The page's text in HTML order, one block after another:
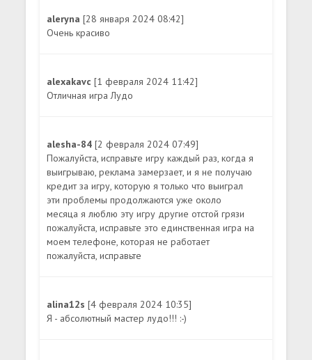
aleryna[28 января 2024 08:42]
Очень красиво
alexakavc[1 февраля 2024 11:42]
Отличная игра Лудо
alesha-84[2 февраля 2024 07:49]
Пожалуйста, исправьте игру каждый раз, когда я
выигрываю, реклама замерзает, и я не получаю
кредит за игру, которую я только что выиграл
эти проблемы продолжаются уже около
месяца я люблю эту игру другие отстой грязи
пожалуйста, исправьте это единственная игра на
моем телефоне, которая не работает
пожалуйста, исправьте
alina12s[4 февраля 2024 10:35]
Я - абсолютный мастер лудо!!! :-)